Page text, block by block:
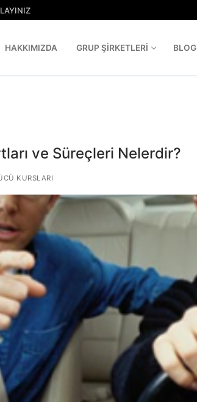
HAKKIMIZDA GRUP ŞIRKETLERI BLOG
ve Süreçleri Nelerdir?
KURSLARI